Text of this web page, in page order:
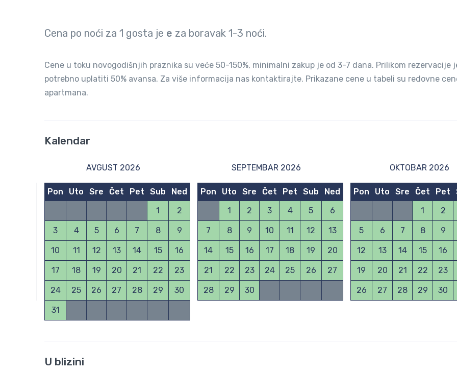
Cena po noći za 1 gosta je e za boravak 1-3 noći.
Cene u toku novogodišnjih praznika su veće 50-150%, minimalni zakup je od 3-7 dana. Prilikom rezervacije
potrebno uplatiti 50% avansa. Za više informacija nas kontaktirajte. Prikazane cene u tabeli su redovne
apartmana.
Kalendar
AVGUST 2026
Pon Uto Sre Čet Pet Sub
Ned
1
2
3 4 5 6 7 8 9
10 11 12 13 14 15 16
17 18 19 20 21 22 23
24 25 26 27 28 29 30
31
SEPTEMBAR 2026
Pon Uto Sre Čet Pet Sub
Ned
1
2 3 4 5 6
7 8 9 10 11 12 13
14 15 16 17 18 19 20
21 22 23 24 25 26 27
28 29 30
OKTOBAR 2026
Pon Uto Sre Čet Pet
1
2
5 6 7 8 9
12 13 14 15 16
19 20 21 22 23
26 27 28 29 30
U blizini